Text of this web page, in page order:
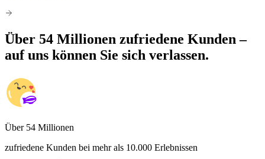
Über 54 Millionen zufriedene Kunden –
auf uns können Sie sich verlassen.
Über 54 Millionen
zufriedene Kunden bei mehr als 10.000 Erlebnissen